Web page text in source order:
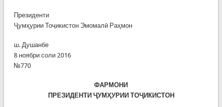
Президенти
Ҷумҳурии Тоҷикистон Эмомалӣ Раҳмон
ш. Душанбе
8 ноябри соли 2016
№770
ФАРМОНИ
ПРЕЗИДЕНТИ ҶУМҲУРИИ ТОҶИКИСТОН